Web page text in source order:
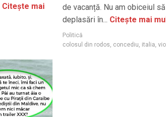
Citește mai
de vacanță. Nu am obiceiul
deplasări în... Citește mai
Politică
colosul din rodos concediu italia